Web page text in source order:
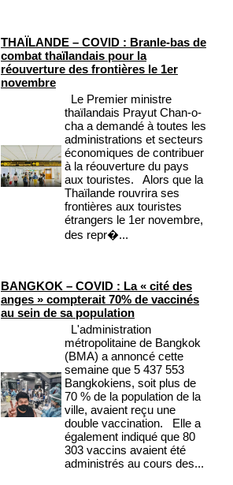
THAÏLANDE – COVID : Branle-bas de
combat thaïlandais pour la
réouverture des frontières le 1er
novembre
Le Premier ministre
thaïlandais Prayut Chan-o-
cha a demandé à toutes les
administrations et secteurs
économiques de contribuer
à la réouverture du pays
aux touristes. Alors que la
Thaïlande rouvrira ses
frontières aux touristes
étrangers le 1er novembre,
des repr�...
BANGKOK – COVID : La « cité des
anges » compterait 70% de vaccinés
au sein de sa population
L'administration
métropolitaine de Bangkok
(BMA) a annoncé cette
semaine que 5 437 553
Bangkokiens, soit plus de
70 % de la population de la
ville, avaient reçu une
double vaccination. Elle a
également indiqué que 80
303 vaccins avaient été
administrés au cours des...